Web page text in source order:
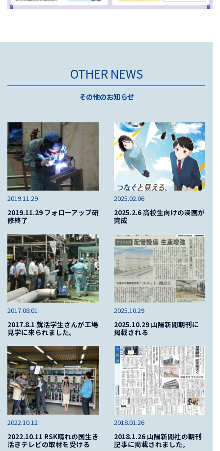
OTHER NEWS
その他のお知らせ
2019.11.29
2019.11.29 フォローアップ研
修終了
2025.02.06
2025.2.6 高校生向けの漫画が
完成
2017.08.01
2017.8.1 就活学生さんが工場
見学に来られました。
2025.10.29
2025.10.29 山陽新聞朝刊に
掲載される
2022.10.12
2022.10.11 RSK晴れの国生き
活きテレビの取材を受ける
2018.01.26
2018.1.26 山陽新聞社の朝刊
記事に掲載されました。